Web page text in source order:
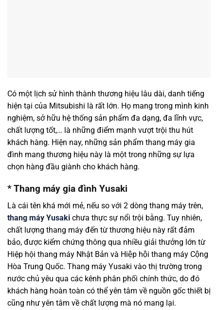
Có một lịch sử hình thành thương hiệu lâu dài, danh tiếng
hiện tại của Mitsubishi là rất lớn. Họ mang trong mình kinh
nghiệm, sở hữu hệ thống sản phẩm đa dạng, đa lĩnh vực,
chất lượng tốt,… là những điểm mạnh vượt trội thu hút
khách hàng. Hiện nay, những sản phẩm thang máy gia
đình mang thương hiệu này là một trong những sự lựa
chọn hàng đầu giành cho khách hàng.
* Thang máy gia đình Yusaki
Là cái tên khá mới mẻ, nếu so với 2 dòng thang máy trên,
thang máy Yusaki chưa thực sự nổi trội bằng. Tuy nhiên,
chất lượng thang máy đến từ thương hiệu này rất đảm
bảo, được kiểm chứng thông qua nhiều giải thưởng lớn từ
Hiệp hội thang máy Nhật Bản và Hiệp hội thang máy Cộng
Hòa Trung Quốc. Thang máy Yusaki vào thị trường trong
nước chủ yêu qua các kênh phân phối chính thức, do đó
khách hàng hoàn toàn có thể yên tâm về nguồn gốc thiết bị
cũng như yên tâm về chất lượng mà nó mang lại.